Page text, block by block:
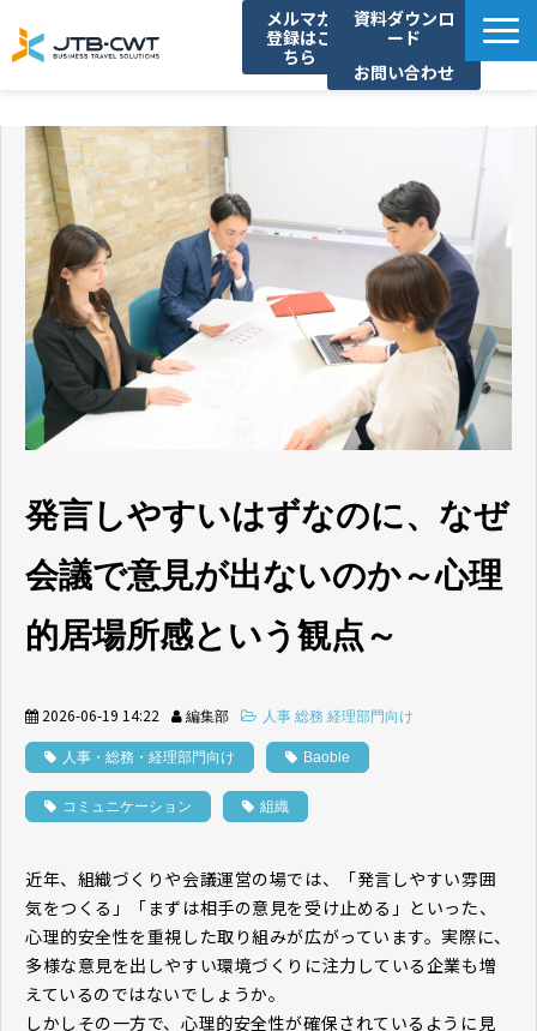
メルマガ
登録はこ
ちら
資料ダウンロ
ード
お問い合わせ
ソリューション紹介
導入事例
セミナー/イベント
コラム
お知らせ
よくあるご質問
発言しやすいはずなのに、なぜ
会議で意見が出ないのか～心理
的居場所感という観点～
2026-06-19 14:22 編集部 人事 総務 経理部門向け
人事・総務・経理部門向け Baoble
コミュニケーション 組織
近年、組織づくりや会議運営の場では、「発言しやすい雰囲
気をつくる」「まずは相手の意見を受け止める」といった、
心理的安全性を重視した取り組みが広がっています。実際に、
多様な意見を出しやすい環境づくりに注力している企業も増
えているのではないでしょうか。
しかしその一方で、心理的安全性が確保されているように見